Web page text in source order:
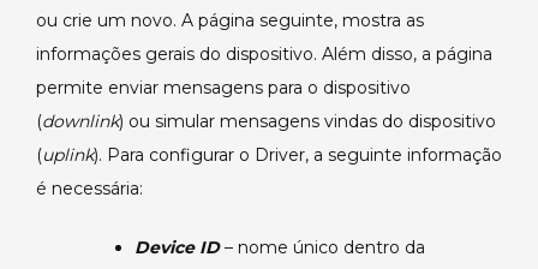
ou crie um novo. A página seguinte, mostra as
informações gerais do dispositivo. Além disso, a página
permite enviar mensagens para o dispositivo
(downlink) ou simular mensagens vindas do dispositivo
(uplink). Para configurar o Driver, a seguinte informação
é necessária:
Device ID– nome único dentro da